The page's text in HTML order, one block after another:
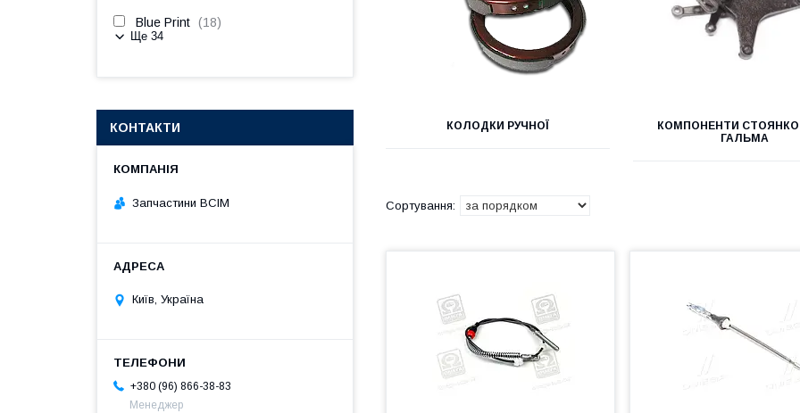
КОЛОДКИ РУЧНОЇ
КОМПОНЕНТИ
ГАЛЬМА
Blue Print 18
Ще 34
КОНТАКТИ
Запчастини ВСІМ
Київ, Україна
+380 (96) 866-38-83
Менеджер